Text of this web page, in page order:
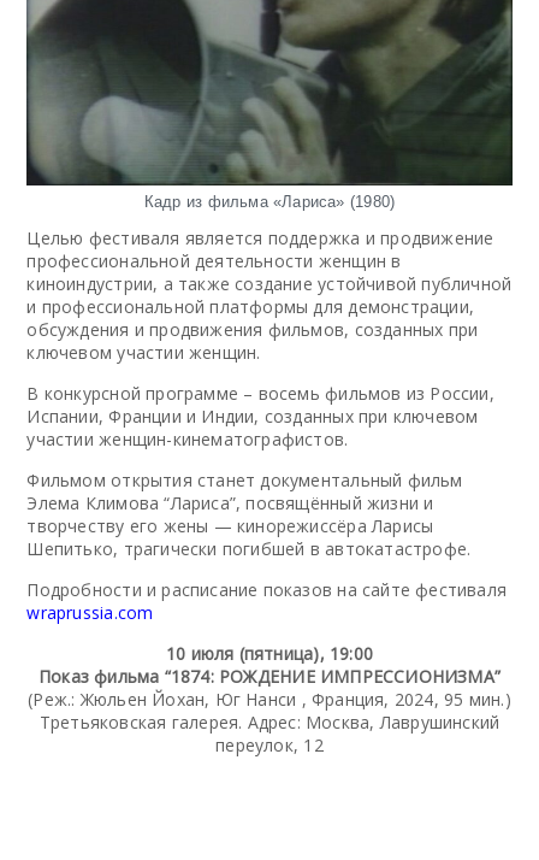
Кадр из фильма «Лариса» (1980)
Целью фестиваля является поддержка и продвижение
профессиональной деятельности женщин в
киноиндустрии, а также создание устойчивой публичной
и профессиональной платформы для демонстрации,
обсуждения и продвижения фильмов, созданных при
ключевом участии женщин.
В конкурсной программе – восемь фильмов из России,
Испании, Франции и Индии, созданных при ключевом
участии женщин-кинематографистов.
Фильмом открытия станет документальный фильм
Элема Климова “Лариса”, посвящённый жизни и
творчеству его жены — кинорежиссёра Ларисы
Шепитько, трагически погибшей в автокатастрофе.
Подробности и расписание показов на сайте фестиваля
wraprussia.com
10 июля (пятница), 19:00
Показ фильма “1874: РОЖДЕНИЕ ИМПРЕССИОНИЗМА”
(Реж.: Жюльен Йохан, Юг Нанси , Франция, 2024, 95 мин.)
Третьяковская галерея. Адрес: Москва, Лаврушинский
переулок, 12